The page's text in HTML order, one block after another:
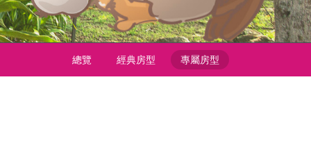
總覽 經典房型 專屬房型